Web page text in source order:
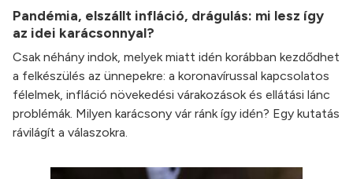
Pandémia, elszállt infláció, drágulás: mi lesz így
az idei karácsonnyal?
Csak néhány indok, melyek miatt idén korábban kezdődhet
a felkészülés az ünnepekre: a koronavírussal kapcsolatos
félelmek, infláció növekedési várakozások és ellátási lánc
problémák. Milyen karácsony vár ránk így idén? Egy kutatás
rávilágít a válaszokra.